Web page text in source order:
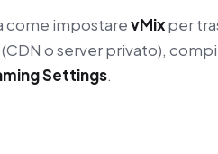
come impostarevMixper
(CDN o server privato),
Settings.